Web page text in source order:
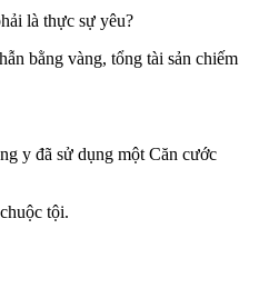
là thực sự yêu?
bằng vàng, tổng tài sản chiếm
y đã sử dụng một Căn cước
tội.